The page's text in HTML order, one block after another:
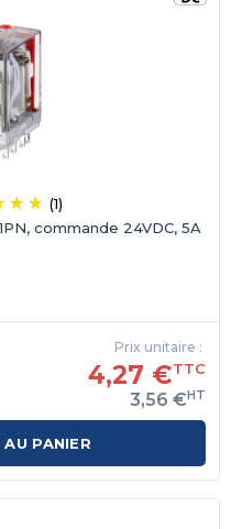
(1)
commande 24VDC, 5A
Prix unitaire :
4,27 €TTC
3,56 €HT
PANIER